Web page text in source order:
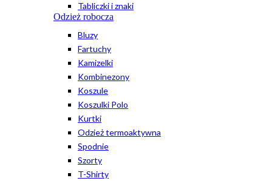
Tabliczki i znaki
Odzież robocza
Bluzy
Fartuchy
Kamizelki
Kombinezony
Koszule
Koszulki Polo
Kurtki
Odzież termoaktywna
Spodnie
Szorty
T-Shirty